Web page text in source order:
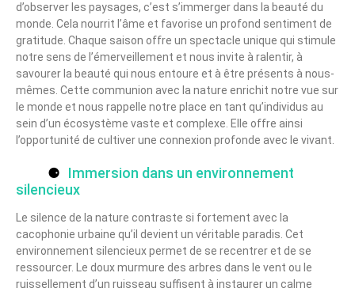
d’observer les paysages, c’est s’immerger dans la beauté du
monde. Cela nourrit l’âme et favorise un profond sentiment de
gratitude. Chaque saison offre un spectacle unique qui stimule
notre sens de l’émerveillement et nous invite à ralentir, à
savourer la beauté qui nous entoure et à être présents à nous-
mêmes. Cette communion avec la nature enrichit notre vue sur
le monde et nous rappelle notre place en tant qu’individus au
sein d’un écosystème vaste et complexe. Elle offre ainsi
l’opportunité de cultiver une connexion profonde avec le vivant.
Immersion dans un environnement
silencieux
Le silence de la nature contraste si fortement avec la
cacophonie urbaine qu’il devient un véritable paradis. Cet
environnement silencieux permet de se recentrer et de se
ressourcer. Le doux murmure des arbres dans le vent ou le
ruissellement d’un ruisseau suffisent à instaurer un calme